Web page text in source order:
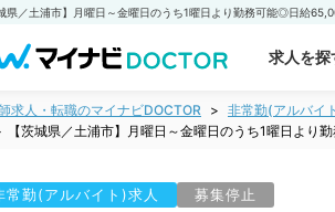
求人を探
求人・転職のマイナビDOCTOR 非常勤(アルバイ
【茨城県／土浦市】月曜日～金曜日のうち1曜日よ
常勤(アルバイト)求人 募集停止